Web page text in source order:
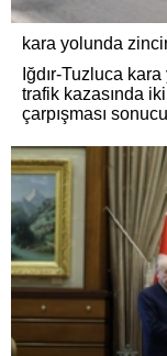
kara yolunda
Iğdır-Tuzluca
trafik kazasında
çarpışması